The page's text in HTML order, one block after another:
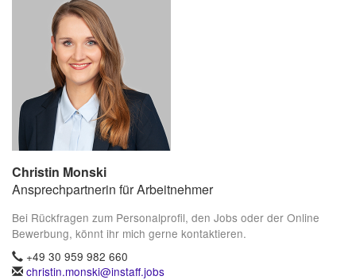
Christin Monski
Ansprechpartnerin für Arbeitnehmer
Bei Rückfragen zum Personalprofil, den Jobs oder der Online
Bewerbung, könnt ihr mich gerne kontaktieren.
+49 30 959 982 660
christin.monski@instaff.jobs